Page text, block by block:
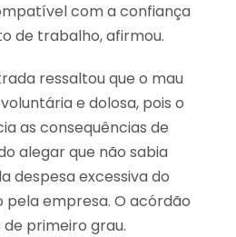
com a confiança
de trabalho, afirmou.
ressaltou que o mau
e dolosa, pois o
as consequências de
alegar que não sabia
despesa excessiva do
pela empresa. O acórdão
primeiro grau.